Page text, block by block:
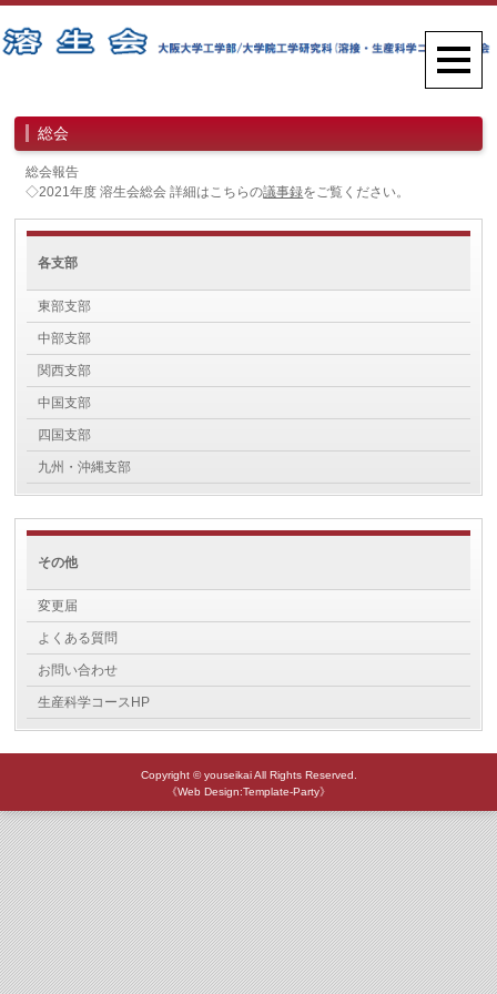
総会
総会報告
◇2021年度 溶生会総会 詳細はこちらの議事録をご覧ください。
各支部
東部支部
中部支部
関西支部
中国支部
四国支部
九州・沖縄支部
その他
変更届
よくある質問
お問い合わせ
生産科学コースHP
Copyright © youseikai All Rights Reserved.
《Web Design:Template-Party》